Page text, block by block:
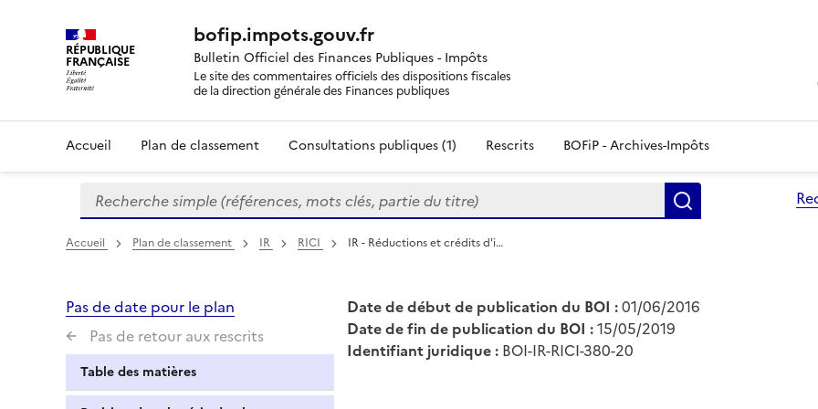
RÉPUBLIQUE
FRANÇAISE
bofip.impots.gouv.fr
Bulletin Officiel des Finances Publiques - Impôts
Le site des commentaires officiels des dispositions fiscales
de la direction générale des Finances publiques
Accueil Plan de classement Consultations publiques (1) Rescrits BOFiP - Archives-Impôts
Formulaire
de
recherche
Recherche simple (références, mots clés, partie du titre)
Accueil Plan de classement IR RICI IR - Réductions et crédits d'i…
Pas de date pour le plan
Pas de retour aux rescrits
Table des matières
Date de début de publication du BOI :01/06/2016
Date de fin de publication du BOI :15/05/2019
Identifiant juridique : BOI-IR-RICI-380-20